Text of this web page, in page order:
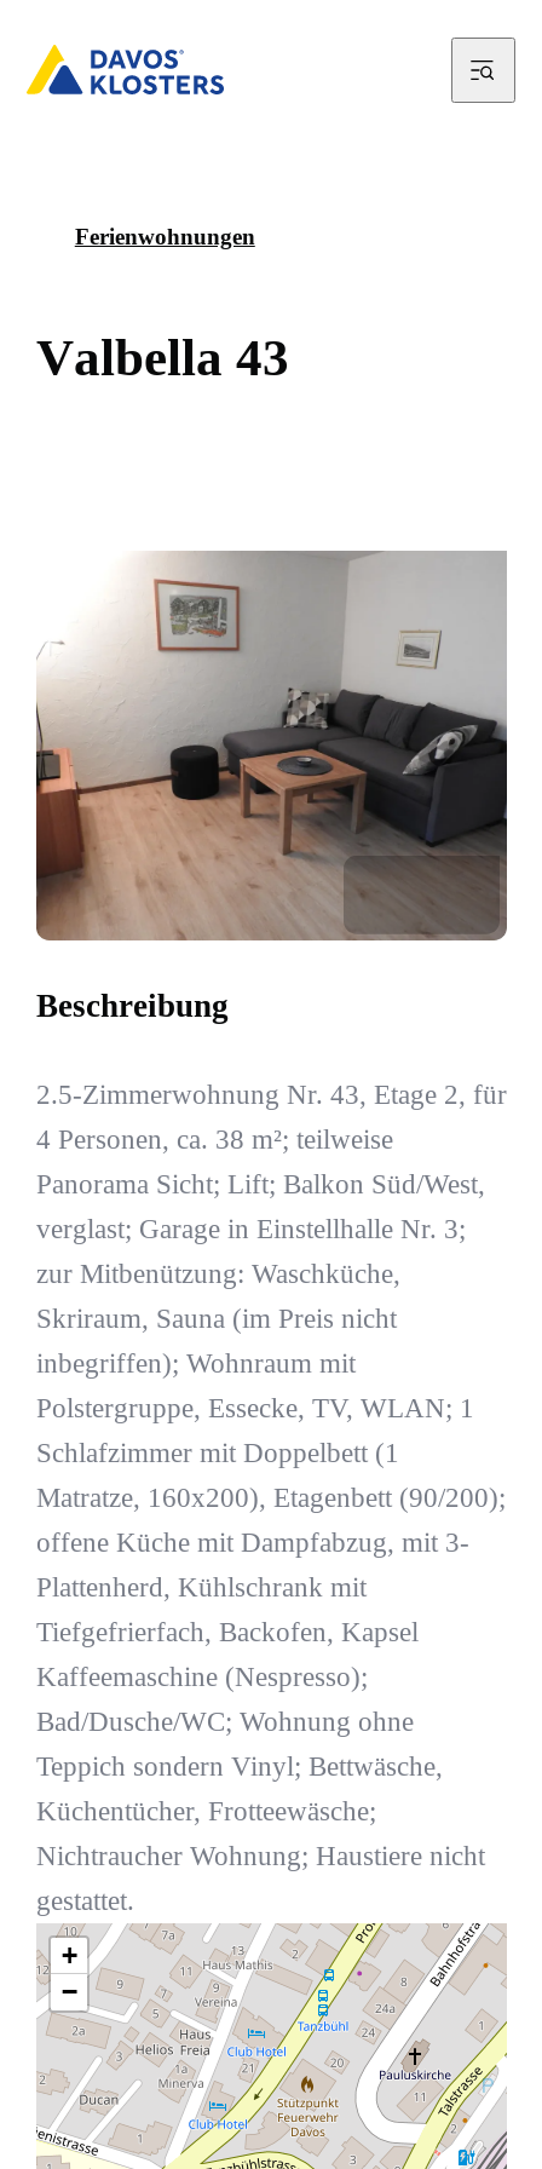
Ferienwohnungen
Valbella 43
Beschreibung
2.5-Zimmerwohnung Nr. 43, Etage 2, für
4 Personen, ca. 38 m²; teilweise
Panorama Sicht; Lift; Balkon Süd/West,
verglast; Garage in Einstellhalle Nr. 3;
zur Mitbenützung: Waschküche,
Skriraum, Sauna (im Preis nicht
inbegriffen); Wohnraum mit
Polstergruppe, Essecke, TV, WLAN; 1
Schlafzimmer mit Doppelbett (1
Matratze, 160x200), Etagenbett (90/200);
offene Küche mit Dampfabzug, mit 3-
Plattenherd, Kühlschrank mit
Tiefgefrierfach, Backofen, Kapsel
Kaffeemaschine (Nespresso);
Bad/Dusche/WC; Wohnung ohne
Teppich sondern Vinyl; Bettwäsche,
Küchentücher, Frotteewäsche;
Nichtraucher Wohnung; Haustiere nicht
gestattet.
+
−